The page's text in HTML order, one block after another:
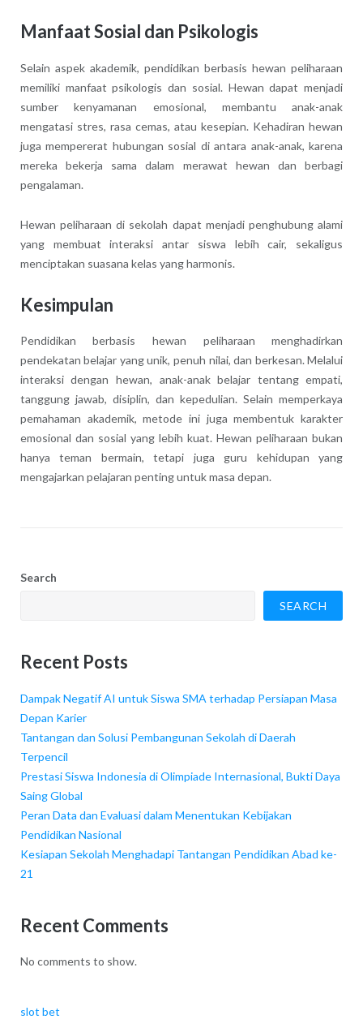
Manfaat Sosial dan Psikologis
Selain aspek akademik, pendidikan berbasis hewan peliharaan
memiliki manfaat psikologis dan sosial. Hewan dapat menjadi
sumber kenyamanan emosional, membantu anak-anak
mengatasi stres, rasa cemas, atau kesepian. Kehadiran hewan
juga mempererat hubungan sosial di antara anak-anak, karena
mereka bekerja sama dalam merawat hewan dan berbagi
pengalaman.
Hewan peliharaan di sekolah dapat menjadi penghubung alami
yang membuat interaksi antar siswa lebih cair, sekaligus
menciptakan suasana kelas yang harmonis.
Kesimpulan
Pendidikan berbasis hewan peliharaan menghadirkan
pendekatan belajar yang unik, penuh nilai, dan berkesan. Melalui
interaksi dengan hewan, anak-anak belajar tentang empati,
tanggung jawab, disiplin, dan kepedulian. Selain memperkaya
pemahaman akademik, metode ini juga membentuk karakter
emosional dan sosial yang lebih kuat. Hewan peliharaan bukan
hanya teman bermain, tetapi juga guru kehidupan yang
mengajarkan pelajaran penting untuk masa depan.
Search
SEARCH
Recent Posts
Dampak Negatif AI untuk Siswa SMA terhadap Persiapan Masa
Depan Karier
Tantangan dan Solusi Pembangunan Sekolah di Daerah
Terpencil
Prestasi Siswa Indonesia di Olimpiade Internasional, Bukti Daya
Saing Global
Peran Data dan Evaluasi dalam Menentukan Kebijakan
Pendidikan Nasional
Kesiapan Sekolah Menghadapi Tantangan Pendidikan Abad ke-
21
Recent Comments
No comments to show.
slot bet